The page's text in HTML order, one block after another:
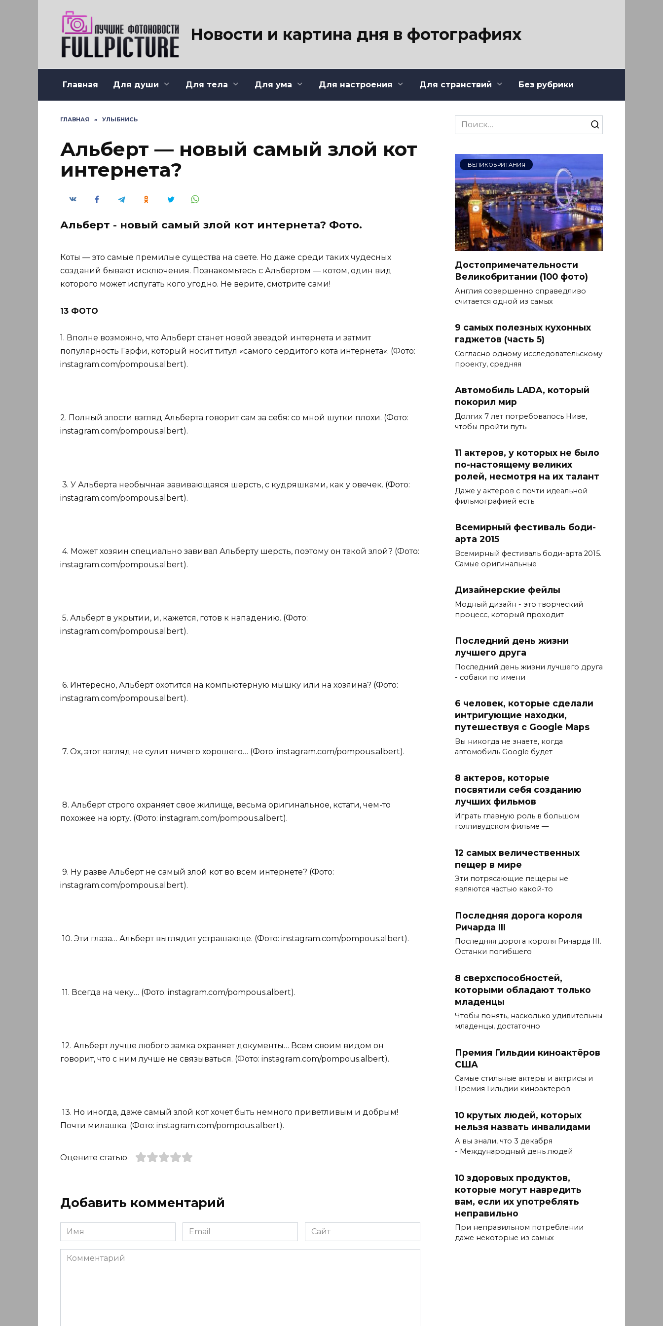
Новости и картина дня в фотографиях
Главная Для души Для тела Для ума Для настроения Для странствий Без рубрики
ГЛАВНАЯ » УЛЫБНИСЬ
Альберт — новый самый злой кот
интернета?
Альберт - новый самый злой кот интернета? Фото.
Коты — это самые премилые существа на свете. Но даже среди таких чудесных
созданий бывают исключения. Познакомьтесь с Альбертом — котом, один вид
которого может испугать кого угодно. Не верите, смотрите сами!
13 ФОТО
1. Вполне возможно, что Альберт станет новой звездой интернета и затмит
популярность Гарфи, который носит титул «самого сердитого кота интернета«. (Фото:
instagram.com/pompous.albert).
2. Полный злости взгляд Альберта говорит сам за себя: со мной шутки плохи. (Фото:
instagram.com/pompous.albert).
3. У Альберта необычная завивающаяся шерсть, с кудряшками, как у овечек. (Фото:
instagram.com/pompous.albert).
4. Может хозяин специально завивал Альберту шерсть, поэтому он такой злой? (Фото:
instagram.com/pompous.albert).
5. Альберт в укрытии, и, кажется, готов к нападению. (Фото:
instagram.com/pompous.albert).
6. Интересно, Альберт охотится на компьютерную мышку или на хозяина? (Фото:
instagram.com/pompous.albert).
7. Ох, этот взгляд не сулит ничего хорошего… (Фото: instagram.com/pompous.albert).
8. Альберт строго охраняет свое жилище, весьма оригинальное, кстати, чем-то
похожее на юрту. (Фото: instagram.com/pompous.albert).
9. Ну разве Альберт не самый злой кот во всем интернете? (Фото:
instagram.com/pompous.albert).
10. Эти глаза… Альберт выглядит устрашающе. (Фото: instagram.com/pompous.albert).
11. Всегда на чеку… (Фото: instagram.com/pompous.albert).
12. Альберт лучше любого замка охраняет документы… Всем своим видом он
говорит, что с ним лучше не связываться. (Фото: instagram.com/pompous.albert).
13. Но иногда, даже самый злой кот хочет быть немного приветливым и добрым!
Почти милашка. (Фото: instagram.com/pompous.albert).
Оцените статью
Добавить комментарий
Имя
*
Email
*
Сайт
Комментарий
Search
for:
ВЕЛИКОБРИТАНИЯ
Достопримечательности
Великобритании (100 фото)
Англия совершенно справедливо
считается одной из самых
9 самых полезных кухонных
гаджетов (часть 5)
Согласно одному исследовательскому
проекту, средняя
Автомобиль LADA, который
покорил мир
Долгих 7 лет потребовалось Ниве,
чтобы пройти путь
11 актеров, у которых не было
по-настоящему великих
ролей, несмотря на их талант
Даже у актеров с почти идеальной
фильмографией есть
Всемирный фестиваль боди-
арта 2015
Всемирный фестиваль боди-арта 2015.
Самые оригинальные
Дизайнерские фейлы
Модный дизайн - это творческий
процесс, который проходит
Последний день жизни
лучшего друга
Последний день жизни лучшего друга
- собаки по имени
6 человек, которые сделали
интригующие находки,
путешествуя с Google Maps
Вы никогда не знаете, когда
автомобиль Google будет
8 актеров, которые
посвятили себя созданию
лучших фильмов
Играть главную роль в большом
голливудском фильме —
12 самых величественных
пещер в мире
Эти потрясающие пещеры не
являются частью какой-то
Последняя дорога короля
Ричарда III
Последняя дорога короля Ричарда III.
Останки погибшего
8 сверхспособностей,
которыми обладают только
младенцы
Чтобы понять, насколько удивительны
младенцы, достаточно
Премия Гильдии киноактёров
США
Самые стильные актеры и актрисы и
Премия Гильдии киноактёров
10 крутых людей, которых
нельзя назвать инвалидами
А вы знали, что 3 декабря
- Международный день людей
10 здоровых продуктов,
которые могут навредить
вам, если их употреблять
неправильно
При неправильном потреблении
даже некоторые из самых